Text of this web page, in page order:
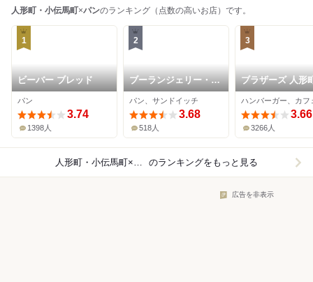
人形町・小伝馬町×パンのランキング（点数の高いお店）です。
1
ビーバー ブレッド
パン
3.74
1398人
2
ブーランジェリー・ジ
ャンゴ
パン、サンドイッチ
3.68
518人
3
ブラザーズ 人形
店
3.66
3266人
人形町・小伝馬町×パン のランキングをもっと見る
広告を非表示